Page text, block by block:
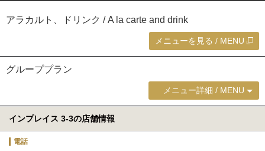
アラカルト、ドリンク / A la carte and drink
メニューを見る / MENU
グループプラン
メニュー詳細 / MENU
インプレイス 3-3の店舗情報
電話